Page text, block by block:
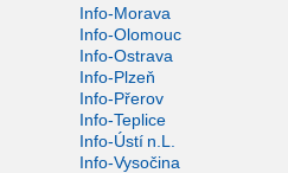
Info-Morava
Info-Olomouc
Info-Ostrava
Info-Plzeň
Info-Přerov
Info-Teplice
Info-Ústí n.L.
Info-Vysočina